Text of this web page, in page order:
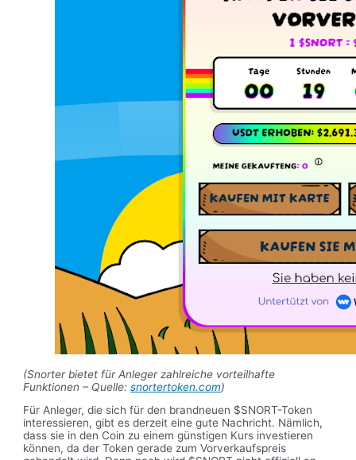
(Snorter bietet für Anleger zahlreiche vorteilhafte
Funktionen – Quelle:snortertoken.com)
Für Anleger, die sich für den brandneuen $SNORT-Token
interessieren, gibt es derzeit eine gute Nachricht. Nämlich,
dass sie in den Coin zu einem günstigen Kurs investieren
können, da der Token gerade zum Vorverkaufspreis